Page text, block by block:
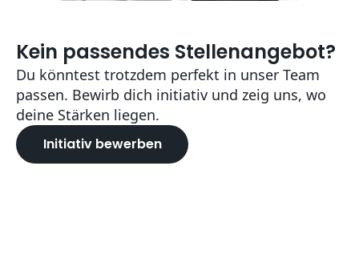
Kein passendes Stellenangebot?
Du könntest trotzdem perfekt in unser Team
passen. Bewirb dich initiativ und zeig uns, wo
deine Stärken liegen.
Initiativ bewerben